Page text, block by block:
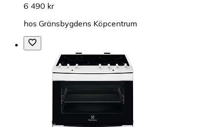
6 490 kr
hos Gränsbygdens Köpcentrum